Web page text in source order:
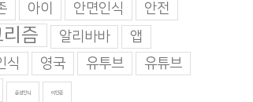
아이 안면인식 안전
즘 알리바바
앱
식
영국 유투브
유튜브
음성인식 이인준